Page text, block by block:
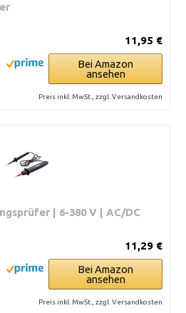
11,95 €
Bei Amazon
ansehen
Preis inkl. MwSt., zzgl. Versandkosten
| 6-380 V | AC/DC
11,29 €
Bei Amazon
ansehen
Preis inkl. MwSt., zzgl. Versandkosten